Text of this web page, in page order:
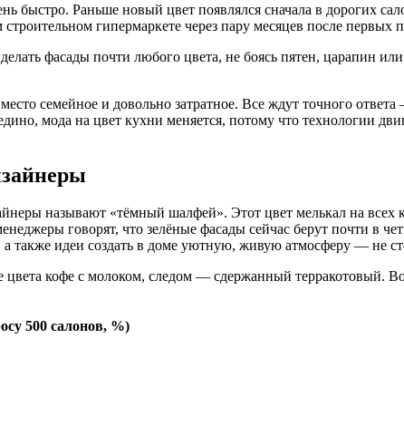
быстро. Раньше новый цвет появлялся сначала в дорогих
гипермаркете через пару месяцев после первых
фасады почти любого цвета, не боясь пятен, царапин
семейное и довольно затратное. Все ждут точного
мода на цвет кухни меняется, потому что технологии
называют «тёмный шалфей». Этот цвет мелькал на
говорят, что зелёные фасады сейчас берут почти в
а также идеи создать в доме уютную, живую атмосферу — не
кофе с молоком, следом — сдержанный терракотовый.
500 салонов, %)